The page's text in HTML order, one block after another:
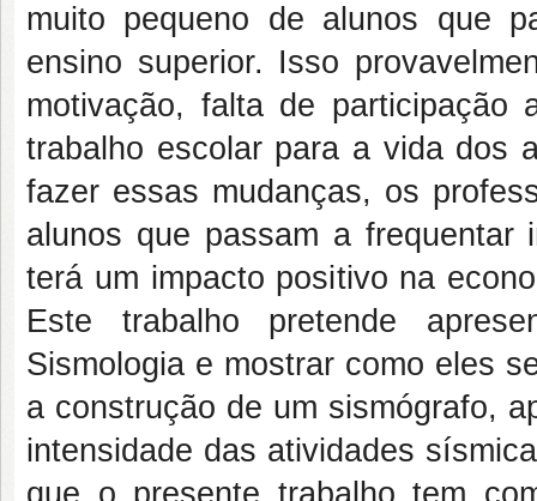
muito pequeno de alunos que
ensino superior. Isso
motivação, falta de
trabalho escolar para a vida dos
fazer essas mudanças, os
alunos que passam a frequentar
terá um impacto positivo na
Este trabalho pretende
Sismologia e mostrar como eles
a construção de um sismógrafo,
intensidade das atividades
que o presente trabalho tem